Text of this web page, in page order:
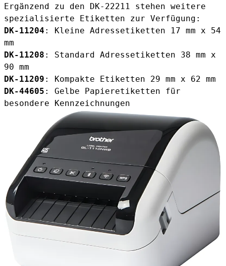
Ergänzend zu den DK-22211 stehen weitere
spezialisierte Etiketten zur Verfügung:
DK-11204 : Kleine Adressetiketten 17 mm x 54
mm
DK-11208 : Standard Adressetiketten 38 mm x
90 mm
DK-11209 : Kompakte Etiketten 29 mm x 62 mm
DK-44605 : Gelbe Papieretiketten für
besondere Kennzeichnungen